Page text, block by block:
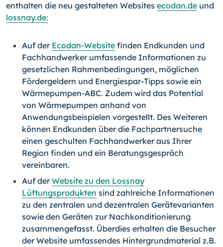
enthalten die neu gestalteten Websites ecodan.de und
lossnay.de:
Auf der Ecodan-Website finden Endkunden und
Fachhandwerker umfassende Informationen zu
gesetzlichen Rahmenbedingungen, möglichen
Fördergeldern und Energiespar-Tipps sowie ein
Wärmepumpen-ABC. Zudem wird das Potential
von Wärmepumpen anhand von
Anwendungsbeispielen vorgestellt. Des Weiteren
können Endkunden über die Fachpartnersuche
einen geschulten Fachhandwerker aus Ihrer
Region finden und ein Beratungsgespräch
vereinbaren.
Auf derWebsite zu den Lossnay
Lüftungsprodukten sind zahlreiche Informationen
zu den zentralen und dezentralen Gerätevarianten
sowie den Geräten zur Nachkonditionierung
zusammengefasst. Überdies erhalten die Besucher
der Website umfassendes Hintergrundmaterial z.B.